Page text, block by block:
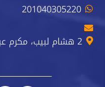
201040305220
2 هشام لبيب، مكرم عبيد، مدينة نصر